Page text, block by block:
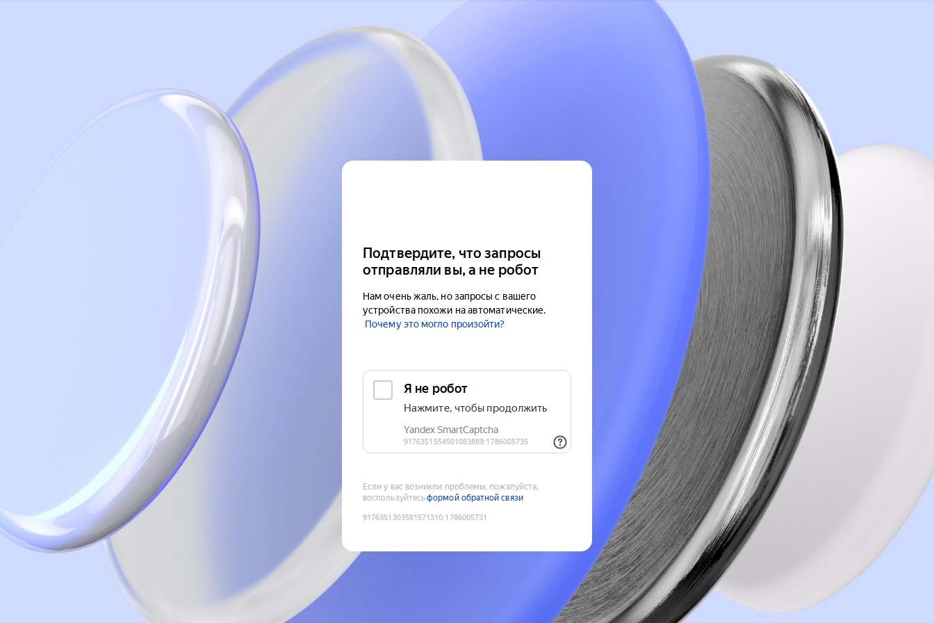
Подтвердите, что запросы
отправляли вы, а не робот
Нам очень жаль, но запросы с вашего
устройства похожи на автоматические.
Почему это могло произойти?
Если у вас возникли проблемы, пожалуйста,
воспользуйтесьформой обратной связи
9176351303581571310:1786005731